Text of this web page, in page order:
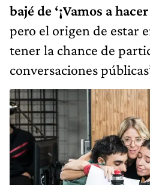
bajé de ‘¡Vamos a
pero el origen de estar
tener la chance de
conversaciones